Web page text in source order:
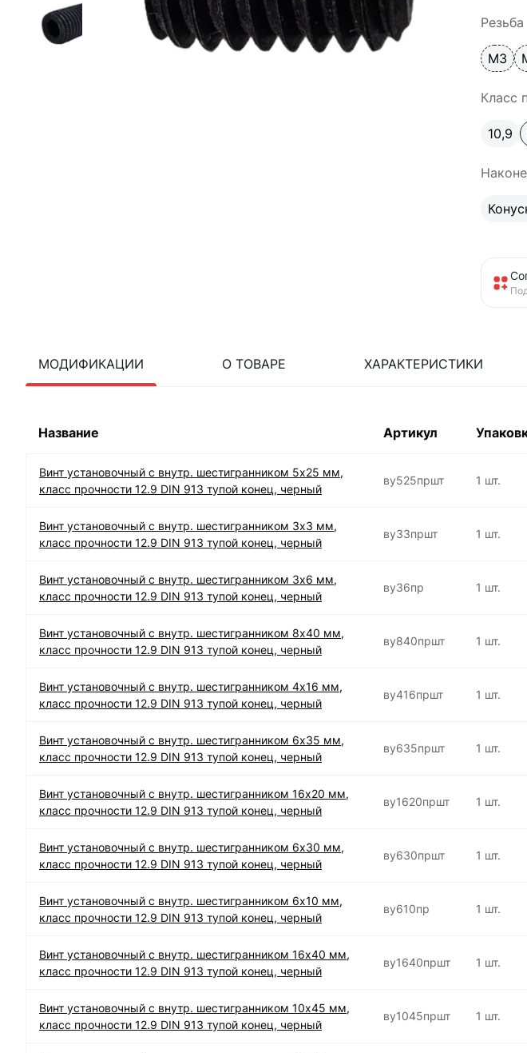
Резьба
М3
Класс
10,9
МОДИФИКАЦИИ О ТОВАРЕ ХАРАКТЕРИСТИКИ
Название Артикул
Винт установочный с внутр. шестигранником 5х25 мм,
класс прочности 12.9 DIN 913 тупой конец, черный
ву525пршт 1 шт.
Винт установочный с внутр. шестигранником 3х3 мм,
класс прочности 12.9 DIN 913 тупой конец, черный
ву33пршт 1 шт.
Винт установочный с внутр. шестигранником 3х6 мм,
класс прочности 12.9 DIN 913 тупой конец, черный
ву36пр 1 шт.
Винт установочный с внутр. шестигранником 8х40 мм,
класс прочности 12.9 DIN 913 тупой конец, черный
ву840пршт 1 шт.
Винт установочный с внутр. шестигранником 4х16 мм,
класс прочности 12.9 DIN 913 тупой конец, черный
ву416пршт 1 шт.
Винт установочный с внутр. шестигранником 6х35 мм,
класс прочности 12.9 DIN 913 тупой конец, черный
ву635пршт 1 шт.
Винт установочный с внутр. шестигранником 16х20 мм,
класс прочности 12.9 DIN 913 тупой конец, черный
ву1620пршт 1 шт.
Винт установочный с внутр. шестигранником 6х30 мм,
класс прочности 12.9 DIN 913 тупой конец, черный
ву630пршт 1 шт.
Винт установочный с внутр. шестигранником 6х10 мм,
класс прочности 12.9 DIN 913 тупой конец, черный
ву610пр 1 шт.
Винт установочный с внутр. шестигранником 16х40 мм,
класс прочности 12.9 DIN 913 тупой конец, черный
ву1640пршт 1 шт.
Винт установочный с внутр. шестигранником 10х45 мм,
класс прочности 12.9 DIN 913 тупой конец, черный
ву1045пршт 1 шт.